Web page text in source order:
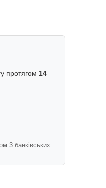
протягом 14
3 банківських